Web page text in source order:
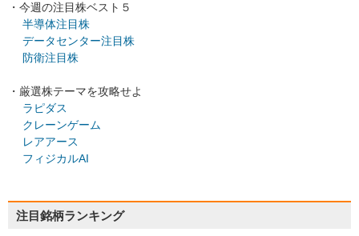
・今週の注目株ベスト５
半導体注目株
データセンター注目株
防衛注目株
・厳選株テーマを攻略せよ
ラピダス
クレーンゲーム
レアアース
フィジカルAI
注目銘柄ランキング